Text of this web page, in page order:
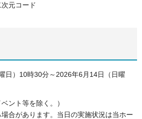
元コード
日）10時30分～2026年6月14日（日曜
ント等を除く。）
場合があります。当日の実施状況は当ホー